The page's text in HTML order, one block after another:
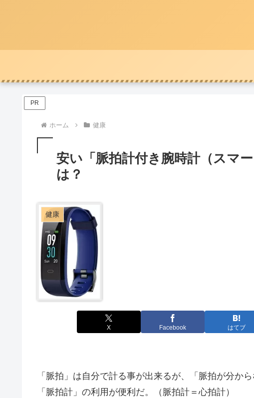
PR
ホーム 健康
安い「脈拍計付き腕時計（スマ
は？
健康
X Facebook はてブ
「脈拍」は自分で計る事が出来るが、「脈拍が分か
「脈拍計」の利用が便利だ。（脈拍計＝心拍計）